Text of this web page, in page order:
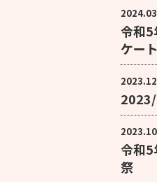
令和
ケー
令和
祭